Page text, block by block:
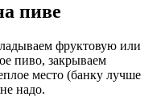
пиве
фруктовую или
пиво, закрываем
место (банку лучше
надо.